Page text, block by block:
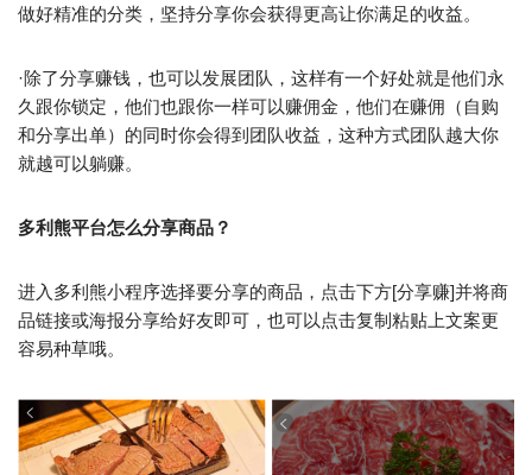
做好精准的分类，坚持分享你会获得更高让你满足的收益。
·除了分享赚钱，也可以发展团队，这样有一个好处就是他们永
久跟你锁定，他们也跟你一样可以赚佣金，他们在赚佣（自购
和分享出单）的同时你会得到团队收益，这种方式团队越大你
就越可以躺赚。
多利熊平台怎么分享商品？
进入多利熊小程序选择要分享的商品，点击下方[分享赚]并将商
品链接或海报分享给好友即可，也可以点击复制粘贴上文案更
容易种草哦。